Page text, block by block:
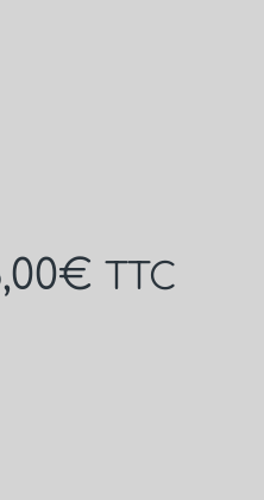
€ TTC